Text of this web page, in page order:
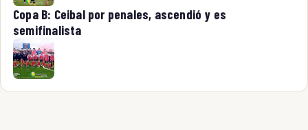
Copa B: Ceibal por penales, ascendió y es
semifinalista